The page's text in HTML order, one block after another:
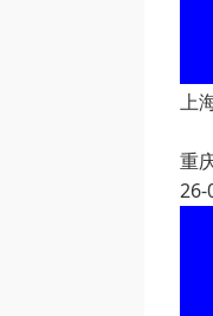
上
重
26-